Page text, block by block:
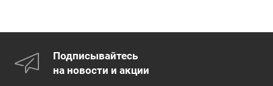
Подписывайтесь
на новости и акции